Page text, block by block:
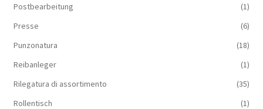
Postbearbeitung
(1)
Presse
(6)
Punzonatura
(18)
Reibanleger
(1)
Rilegatura di assortimento
(35)
Rollentisch
(1)